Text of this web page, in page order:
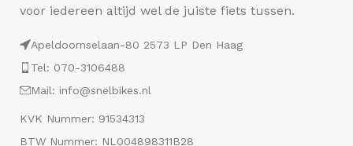
voor iedereen altijd wel de juiste fiets tussen.
Apeldoornselaan-80 2573 LP Den Haag
Tel: 070-3106488
Mail: info@snelbikes.nl
KVK Nummer: 91534313
BTW Nummer: NL004898311B28